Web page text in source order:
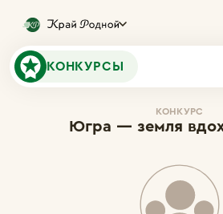
КОНКУРСЫ
КОНКУРС
Югра — земля